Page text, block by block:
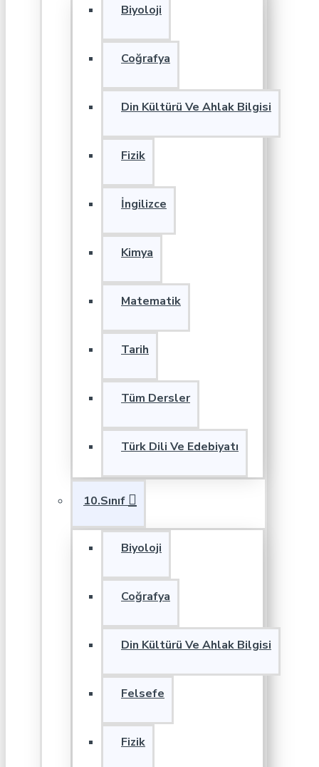
Biyoloji
Coğrafya
Din Kültürü Ve Ahlak Bilgisi
Fizik
İngilizce
Kimya
Matematik
Tarih
Tüm Dersler
Türk Dili Ve Edebiyatı
10.Sınıf
Biyoloji
Coğrafya
Din Kültürü Ve Ahlak Bilgisi
Felsefe
Fizik